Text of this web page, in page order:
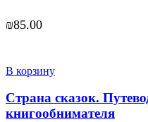
₪85.00
В корзину
Страна сказок.
книгообнимателя